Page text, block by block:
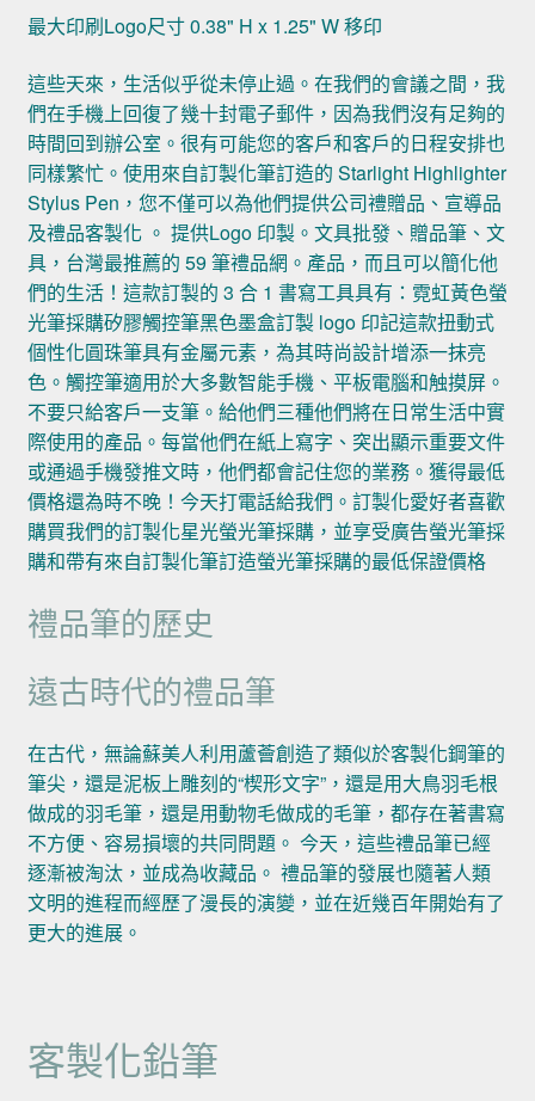
最大印刷Logo尺寸 0.38" H x 1.25" W 移印
這些天來，生活似乎從未停止過。在我們的會議之間，我
們在手機上回復了幾十封電子郵件，因為我們沒有足夠的
時間回到辦公室。很有可能您的客戶和客戶的日程安排也
同樣繁忙。使用來自訂製化筆訂造的 Starlight Highlighter
Stylus Pen，您不僅可以為他們提供公司禮贈品、宣導品
及禮品客製化 。 提供Logo 印製。文具批發、贈品筆、文
具，台灣最推薦的 59 筆禮品網。產品，而且可以簡化他
們的生活！這款訂製的 3 合 1 書寫工具具有：霓虹黃色螢
光筆採購矽膠觸控筆黑色墨盒訂製 logo 印記這款扭動式
個性化圓珠筆具有金屬元素，為其時尚設計增添一抹亮
色。觸控筆適用於大多數智能手機、平板電腦和触摸屏。
不要只給客戶一支筆。給他們三種他們將在日常生活中實
際使用的產品。每當他們在紙上寫字、突出顯示重要文件
或通過手機發推文時，他們都會記住您的業務。獲得最低
價格還為時不晚！今天打電話給我們。訂製化愛好者喜歡
購買我們的訂製化星光螢光筆採購，並享受廣告螢光筆採
購和帶有來自訂製化筆訂造螢光筆採購的最低保證價格
禮品筆的歷史
遠古時代的禮品筆
在古代，無論蘇美人利用蘆薈創造了類似於客製化鋼筆的
筆尖，還是泥板上雕刻的“楔形文字”，還是用大鳥羽毛根
做成的羽毛筆，還是用動物毛做成的毛筆，都存在著書寫
不方便、容易損壞的共同問題。 今天，這些禮品筆已經
逐漸被淘汰，並成為收藏品。 禮品筆的發展也隨著人類
文明的進程而經歷了漫長的演變，並在近幾百年開始有了
更大的進展。
客製化鉛筆